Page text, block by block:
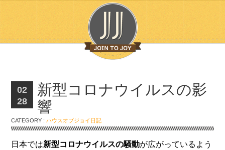
02
28
新型コロナウイルスの影
響
CATEGORY :ハウスオブジョイ日記
日本では新型コロナウイルスの騒動が広がっているよう